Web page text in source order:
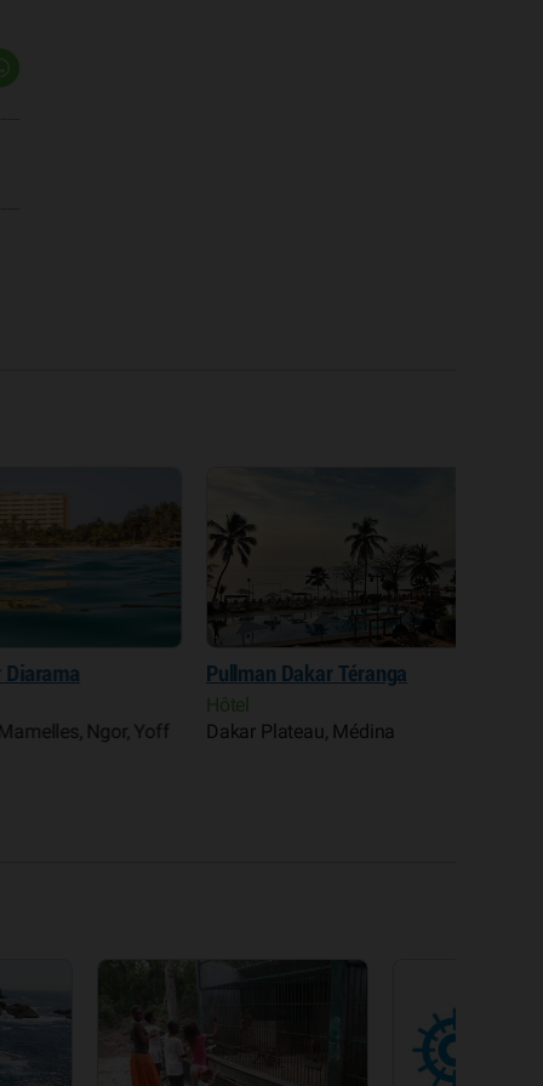
Ngor, Yoff
Pullman Dakar Téranga
Hôtel
Dakar Plateau, Médina